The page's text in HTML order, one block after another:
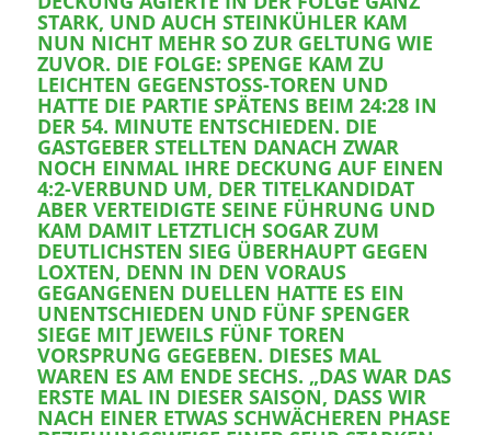
TARK, UND AUCH STEINKÜHLER KAM N
UN NICHT MEHR SO ZUR GELTUNG WIE Z
UVOR. DIE FOLGE: SPENGE KAM ZU L
EICHTEN GEGENSTOSS-TOREN UND HA
TTE DIE PARTIE SPÄTENS BEIM 24:28 IN DE
R 54. MINUTE ENTSCHIEDEN. DIE GA
STGEBER STELLTEN DANACH ZWAR NO
CH EINMAL IHRE DECKUNG AUF EINEN 4:
2-VERBUND UM, DER TITELKANDIDAT AB
ER VERTEIDIGTE SEINE FÜHRUNG UND KA
M DAMIT LETZTLICH SOGAR ZUM DE
UTLICHSTEN SIEG ÜBERHAUPT GEGEN LO
XTEN, DENN IN DEN VORAUS GE
GANGENEN DUELLEN HATTE ES EIN UN
ENTSCHIEDEN UND FÜNF SPENGER SI
EGE MIT JEWEILS FÜNF TOREN VO
RSPRUNG GEGEBEN. DIESES MAL WA
REN ES AM ENDE SECHS. „DAS WAR DAS ER
STE MAL IN DIESER SAISON, DASS WIR NA
CH EINER ETWAS SCHWÄCHEREN PHASE BE